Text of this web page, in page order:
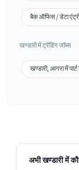
बैक ऑफिस / डेटा
खण्डारी में ट्रेंडिंग जॉब्स
खण्डारी, आगरा में
अभी खण्डारी में